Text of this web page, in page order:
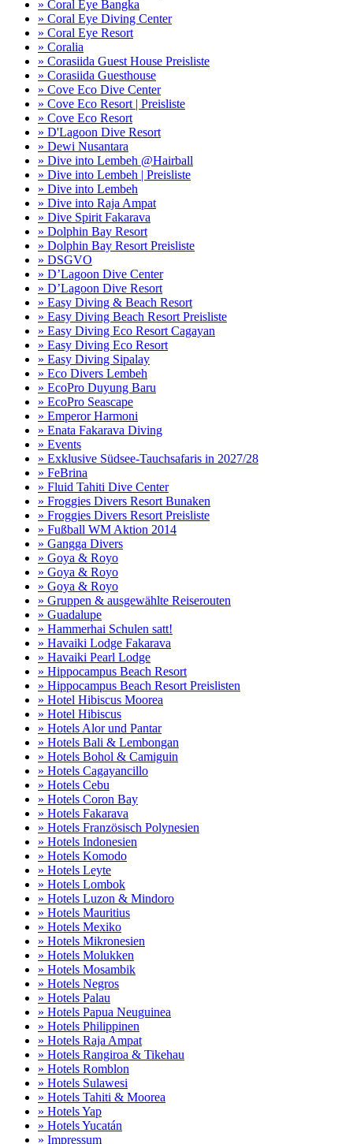
» Coral Eye Bangka
» Coral Eye Diving Center
» Coral Eye Resort
» Coralia
» Corasiida Guest House Preisliste
» Corasiida Guesthouse
» Cove Eco Dive Center
» Cove Eco Resort | Preisliste
» Cove Eco Resort
» D'Lagoon Dive Resort
» Dewi Nusantara
» Dive into Lembeh @Hairball
» Dive into Lembeh | Preisliste
» Dive into Lembeh
» Dive into Raja Ampat
» Dive Spirit Fakarava
» Dolphin Bay Resort
» Dolphin Bay Resort Preisliste
» DSGVO
» D’Lagoon Dive Center
» D’Lagoon Dive Resort
» Easy Diving & Beach Resort
» Easy Diving Beach Resort Preisliste
» Easy Diving Eco Resort Cagayan
» Easy Diving Eco Resort
» Easy Diving Sipalay
» Eco Divers Lembeh
» EcoPro Duyung Baru
» EcoPro Seascape
» Emperor Harmoni
» Enata Fakarava Diving
» Events
» Exklusive Südsee-Tauchsafaris in 2027/28
» FeBrina
» Fluid Tahiti Dive Center
» Froggies Divers Resort Bunaken
» Froggies Divers Resort Preisliste
» Fußball WM Aktion 2014
» Gangga Divers
» Goya & Royo
» Goya & Royo
» Goya & Royo
» Gruppen & ausgewählte Reiserouten
» Guadalupe
» Hammerhai Schulen satt!
» Havaiki Lodge Fakarava
» Havaiki Pearl Lodge
» Hippocampus Beach Resort
» Hippocampus Beach Resort Preislisten
» Hotel Hibiscus Moorea
» Hotel Hibiscus
» Hotels Alor und Pantar
» Hotels Bali & Lembongan
» Hotels Bohol & Camiguin
» Hotels Cagayancillo
» Hotels Cebu
» Hotels Coron Bay
» Hotels Fakarava
» Hotels Französisch Polynesien
» Hotels Indonesien
» Hotels Komodo
» Hotels Leyte
» Hotels Lombok
» Hotels Luzon & Mindoro
» Hotels Mauritius
» Hotels Mexiko
» Hotels Mikronesien
» Hotels Molukken
» Hotels Mosambik
» Hotels Negros
» Hotels Palau
» Hotels Papua Neuguinea
» Hotels Philippinen
» Hotels Raja Ampat
» Hotels Rangiroa & Tikehau
» Hotels Romblon
» Hotels Sulawesi
» Hotels Tahiti & Moorea
» Hotels Yap
» Hotels Yucatán
» Impressum